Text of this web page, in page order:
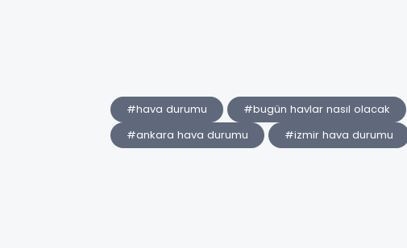
#hava durumu #bugün havlar nasıl olacak
#ankara hava durumu
#izmir hava durumu